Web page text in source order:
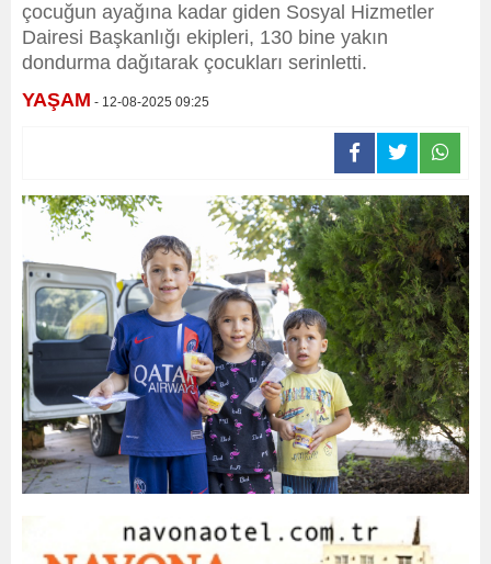
çocuğun ayağına kadar giden Sosyal Hizmetler
Dairesi Başkanlığı ekipleri, 130 bine yakın
dondurma dağıtarak çocukları serinletti.
YAŞAM - 12-08-2025 09:25